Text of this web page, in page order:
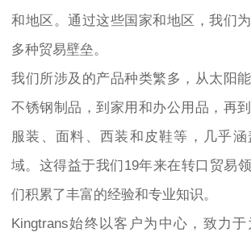
和地区。通过这些国家和地区，我们
多种贸易壁垒。
我们所涉及的产品种类繁多，从太阳能
不锈钢制品，到家用和办公用品，再
服装、面料、西装和皮鞋等，几乎
域。这得益于我们19年来在转口贸易
们积累了丰富的经验和专业知识。
Kingtrans始终以客户为中心，致力